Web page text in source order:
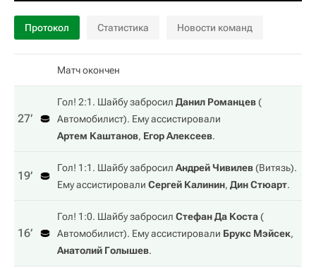
Протокол Статистика Новости команд
Матч окончен
27‎’‎
Гол! 2:1. Шайбу забросил Данил Романцев(
Автомобилист). Ему ассистировали
Артем Каштанов, Егор Алексеев.
19‎’‎
Гол! 1:1. Шайбу забросил Андрей Чивилев(Витязь).
Ему ассистировали Сергей Калинин, Дин Стюарт.
16‎’‎
Гол! 1:0. Шайбу забросил Стефан Да Коста(
Автомобилист). Ему ассистировали Брукс Мэйсек,
Анатолий Голышев.